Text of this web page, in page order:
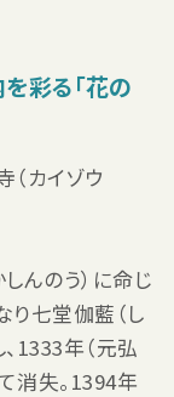
彩る「花の
（カイゾウ
んのう）に命じ
り七堂伽藍（し
1333年（元弘
消失。1394年